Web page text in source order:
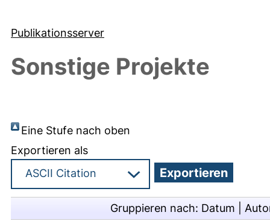
Publikationsserver
Sonstige Projekte
Eine Stufe nach oben
Exportieren als
Gruppieren nach: Datum